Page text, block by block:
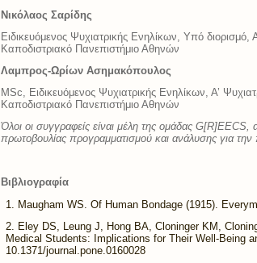
Νικόλαος Σαρίδης
Ειδικευόμενος Ψυχιατρικής Ενηλίκων, Υπό διορισμό,
Καποδιστριακό Πανεπιστήμιο Αθηνών
Λαμπρος-Ωρίων Ασημακόπουλος
MSc, Ειδικευόμενος Ψυχιατρικής Ενηλίκων, Α’
Καποδιστριακό Πανεπιστήμιο Αθηνών
Όλοι οι συγγραφείς είναι μέλη της ομάδας
πρωτοβουλίας προγραμματισμού και ανάλυσης για
Βιβλιογραφία
Maugham WS. Of Human Bondage (1915).
Eley DS, Leung J, Hong BA, Cloninger KM,
Medical Students: Implications for Their Well-Being
10.1371/journal.pone.0160028